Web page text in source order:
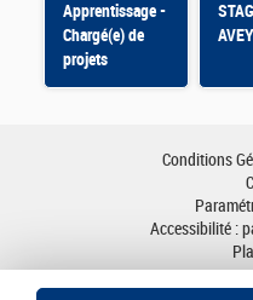
Apprentissage -
Chargé(e) de
projets
Conditions
Accessibilité :